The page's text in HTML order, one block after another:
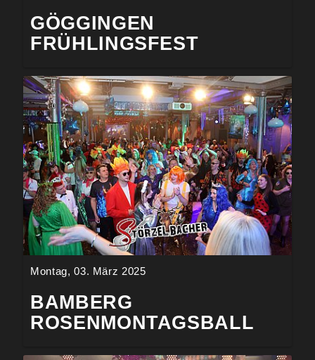
GÖGGINGEN
FRÜHLINGSFEST
Montag, 03. März 2025
BAMBERG
ROSENMONTAGSBALL